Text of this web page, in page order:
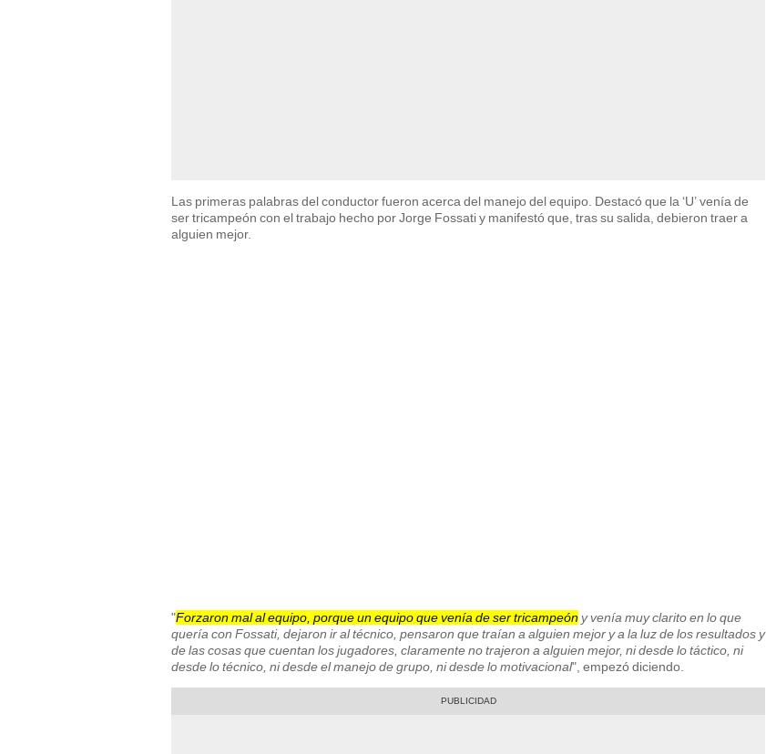
Las primeras palabras del conductor fueron acerca del manejo del equipo. Destacó que la ‘U’ venía de
ser tricampeón con el trabajo hecho por Jorge Fossati y manifestó que, tras su salida, debieron traer a
alguien mejor.
"Forzaron mal al equipo, porque un equipo que venía de ser tricampeón y venía muy clarito en lo que
quería con Fossati, dejaron ir al técnico, pensaron que traían a alguien mejor y a la luz de los resultados y
de las cosas que cuentan los jugadores, claramente no trajeron a alguien mejor, ni desde lo táctico, ni
desde lo técnico, ni desde el manejo de grupo, ni desde lo motivacional", empezó diciendo.